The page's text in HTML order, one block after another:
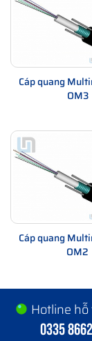
Cáp quang
OM3
Cáp quang
OM2
Hotline
0335